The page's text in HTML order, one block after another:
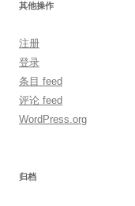
其他操作
注册
登录
条目 feed
评论 feed
WordPress.org
归档